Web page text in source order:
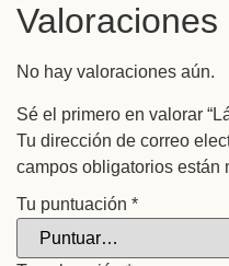
Valoraciones
No hay valoraciones aún.
Sé el primero en valorar
Tu dirección de correo
campos obligatorios están
Tu puntuación *